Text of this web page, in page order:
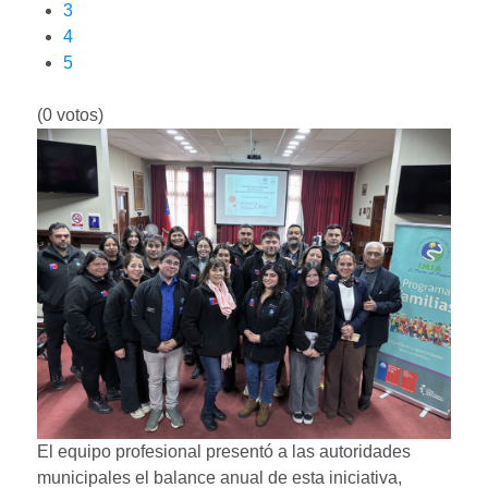
3
4
5
(0 votos)
El equipo profesional presentó a las autoridades
municipales el balance anual de esta iniciativa,